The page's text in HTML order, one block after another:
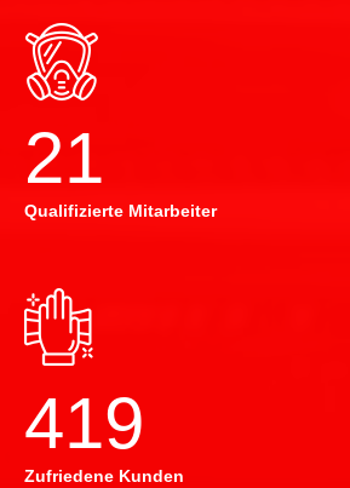
22
Qualifizierte Mitarbeiter
420
Zufriedene Kunden